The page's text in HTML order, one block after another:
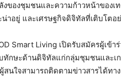
งของชุมชนและความก้าวหน้าของเ
าอยู่ และเศรษฐกิจดิจิทัลที่เติบโต
Smart Living เปิดรับสมัครผู้เข้
ทักษะด้านดิจิทัลแก่กลุ่มชุมชนและเ
นใจสามารถติดตามข่าวสารได้ทา